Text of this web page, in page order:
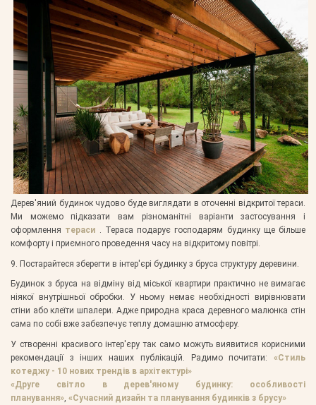
Дерев'яний будинок чудово буде виглядати в оточенні відкритої тераси.
Ми можемо підказати вам різноманітні варіанти застосування і
оформлення тераси . Тераса подарує господарям будинку ще більше
комфорту і приємного проведення часу на відкритому повітрі.
9. Постарайтеся зберегти в інтер'єрі будинку з бруса структуру деревини.
Будинок з бруса на відміну від міської квартири практично не вимагає
ніякої внутрішньої обробки. У ньому немає необхідності вирівнювати
стіни або клеїти шпалери. Адже природна краса деревного малюнка стін
сама по собі вже забезпечує теплу домашню атмосферу.
У створенні красивого інтер'єру так само можуть виявитися корисними
рекомендації з інших наших публікацій. Радимо почитати: «Стиль
котеджу - 10 нових трендів в архітектурі»
«Друге світло в дерев'яному будинку: особливості
планування», «Сучасний дизайн та планування будинків з брусу»